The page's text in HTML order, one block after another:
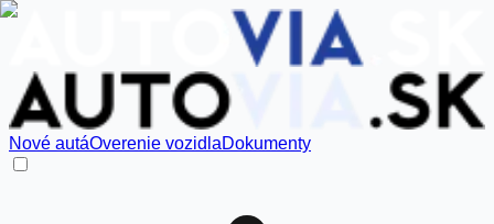
Nové autáOverenie vozidlaDokumenty